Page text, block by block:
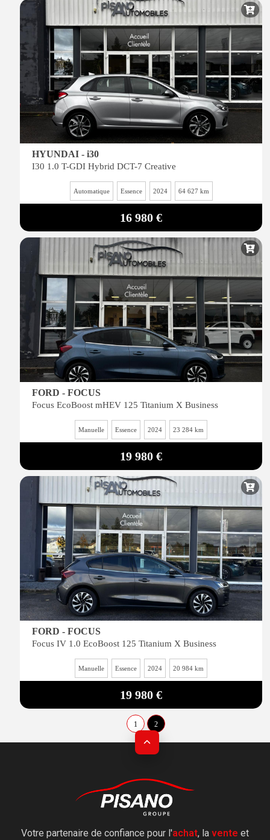
HYUNDAI - i30
I30 1.0 T-GDI Hybrid DCT-7 Creative
Automatique Essence 2024 64 627 km
16 980 €
FORD - FOCUS
Focus EcoBoost mHEV 125 Titanium X Business
Manuelle Essence 2024 23 284 km
19 980 €
FORD - FOCUS
Focus IV 1.0 EcoBoost 125 Titanium X Business
Manuelle Essence 2024 20 984 km
19 980 €
1 2
Votre partenaire de confiance pour l'achat, la vente et